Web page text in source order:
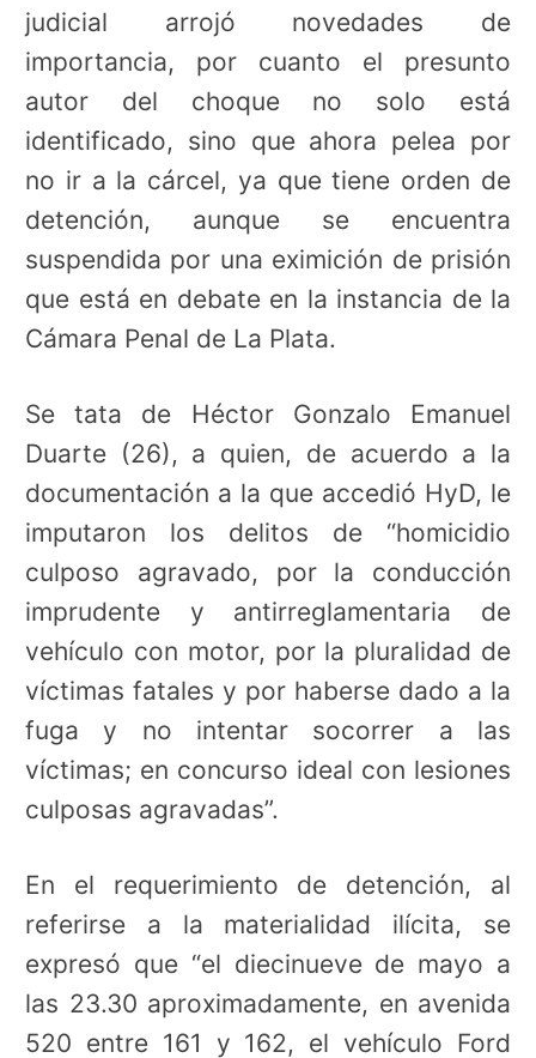
judicial arrojó novedades de
importancia, por cuanto el presunto
autor del choque no solo está
identificado, sino que ahora pelea por
no ir a la cárcel, ya que tiene orden de
detención, aunque se encuentra
suspendida por una eximición de prisión
que está en debate en la instancia de la
Cámara Penal de La Plata.
Se tata de Héctor Gonzalo Emanuel
Duarte (26), a quien, de acuerdo a la
documentación a la que accedió HyD, le
imputaron los delitos de “homicidio
culposo agravado, por la conducción
imprudente y antirreglamentaria de
vehículo con motor, por la pluralidad de
víctimas fatales y por haberse dado a la
fuga y no intentar socorrer a las
víctimas; en concurso ideal con lesiones
culposas agravadas”.
En el requerimiento de detención, al
referirse a la materialidad ilícita, se
expresó que “el diecinueve de mayo a
las 23.30 aproximadamente, en avenida
520 entre 161 y 162, el vehículo Ford